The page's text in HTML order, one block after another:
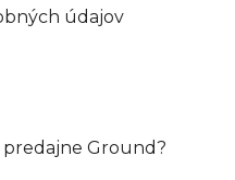
údajov
predajne Ground?